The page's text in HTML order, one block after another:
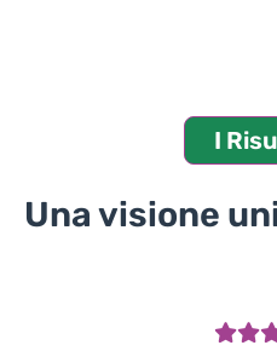
I
Una visione